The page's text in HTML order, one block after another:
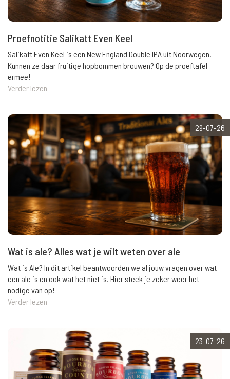
Proefnotitie Salikatt Even Keel
Salikatt Even Keel is een New England Double IPA uit Noorwegen.
Kunnen ze daar fruitige hopbommen brouwen? Op de proeftafel
ermee!
Verder lezen
29-07-26
Wat is ale? Alles wat je wilt weten over ale
Wat is Ale? In dit artikel beantwoorden we al jouw vragen over wat
een ale is en ook wat het niet is. Hier steek je zeker weer het
nodige van op!
Verder lezen
23-07-26